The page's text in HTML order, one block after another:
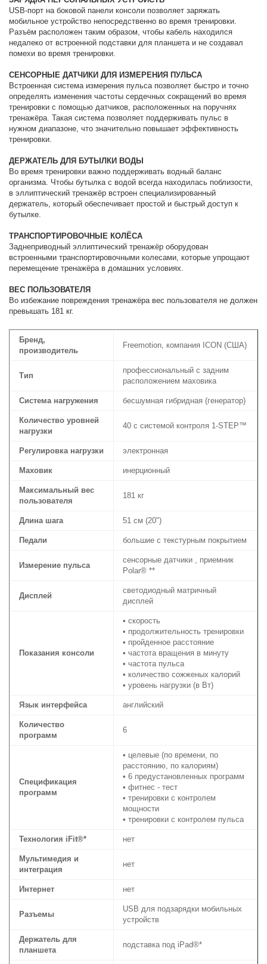
USB-порт на боковой панели консоли позволяет заряжать
мобильное устройство непосредственно во время тренировки.
Разъём расположен таким образом, чтобы кабель находился
недалеко от встроенной подставки для планшета и не создавал
помехи во время тренировки.
СЕНСОРНЫЕ ДАТЧИКИ ДЛЯ ИЗМЕРЕНИЯ ПУЛЬСА
Встроенная система измерения пульса позволяет быстро и точно
определять изменения частоты сердечных сокращений во время
тренировки с помощью датчиков, расположенных на поручнях
тренажёра. Такая система позволяет поддерживать пульс в
нужном диапазоне, что значительно повышает эффективность
тренировки.
ДЕРЖАТЕЛЬ ДЛЯ БУТЫЛКИ ВОДЫ
Во время тренировки важно поддерживать водный баланс
организма. Чтобы бутылка с водой всегда находилась поблизости,
в эллиптический тренажёр встроен специализированный
держатель, который обеспечивает простой и быстрый доступ к
бутылке.
ТРАНСПОРТИРОВОЧНЫЕ КОЛЁСА
Заднеприводный эллиптический тренажёр оборудован
встроенными транспортировочными колесами, которые упрощают
перемещение тренажёра в домашних условиях.
ВЕС ПОЛЬЗОВАТЕЛЯ
Во избежание повреждения тренажёра вес пользователя не должен
превышать 181 кг.
Бренд,
производитель
Freemotion, компания ICON (США)
Тип
профессиональный с задним
расположением маховика
Система нагружения бесшумная гибридная (генератор)
Количество уровней
нагрузки
40 с системой контроля 1-STEP™
Регулировка нагрузки электронная
Маховик инерционный
Максимальный вес
пользователя
181 кг
Длина шага 51 см (20")
Педали большие с текстурным покрытием
Измерение пульса
сенсорные датчики , приемник
Polar® **
Дисплей
светодиодный матричный
дисплей
Показания консоли
• скорость
• продолжительность тренировки
• пройденное расстояние
• частота вращения в минуту
• частота пульса
• количество сожженых калорий
• уровень нагрузки (в Вт)
Язык интерфейса английский
Количество
программ
6
Спецификация
программ
• целевые (по времени, по
расстоянию, по калориям)
• 6 предустановленных программ
• фитнес - тест
• тренировки с контролем
мощности
• тренировки с контролем пульса
Технология iFit®* нет
Мультимедия и
интеграция
нет
Интернет нет
Разъемы
USB для подзарядки мобильных
устройств
Держатель для
планшета
подставка под iPad®*